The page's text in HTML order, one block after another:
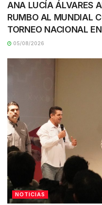
ANA LUCÍA ÁLVARES
RUMBO AL MUNDIAL
TORNEO NACIONAL
05/08/2026
NOTICIAS